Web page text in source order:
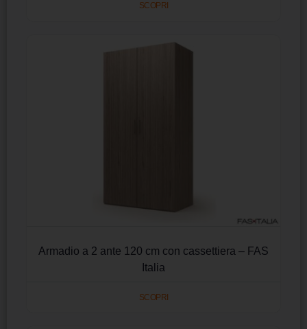
SCOPRI
Armadio a 2 ante 120 cm con cassettiera – FAS
Italia
SCOPRI